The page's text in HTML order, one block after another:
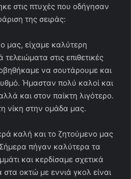
στις πτυχές που οδήγησαν
της σειράς:
μας, είχαμε καλύτερη
στις επιθετικές
να σουτάρουμε και
Ήμασταν πολύ καλοί και
και στον παίκτη λιγότερο.
νίκη στην ομάδα μας.
καλή και το ζητούμενο μας
πήγαν καλύτερα τα
και κερδίσαμε σχετικά
οκτώ με εννιά γκολ είναι